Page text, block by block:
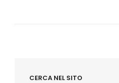
CERCA NEL SITO